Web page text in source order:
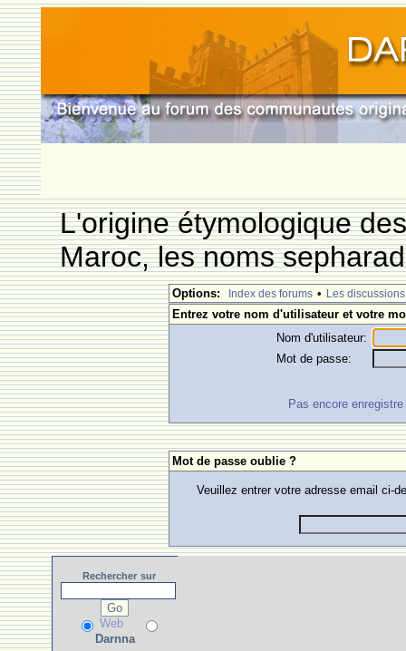
L'origine étymologique
Maroc, les noms
Options: Index des forums • Les discussions
Entrez votre nom d'utilisateur et votre
Nom d'utilisateur:
Mot de passe:
Pas encore
Mot de passe oublie ?
Veuillez entrer votre adresse email ci-
Rechercher sur
Web
Darnna